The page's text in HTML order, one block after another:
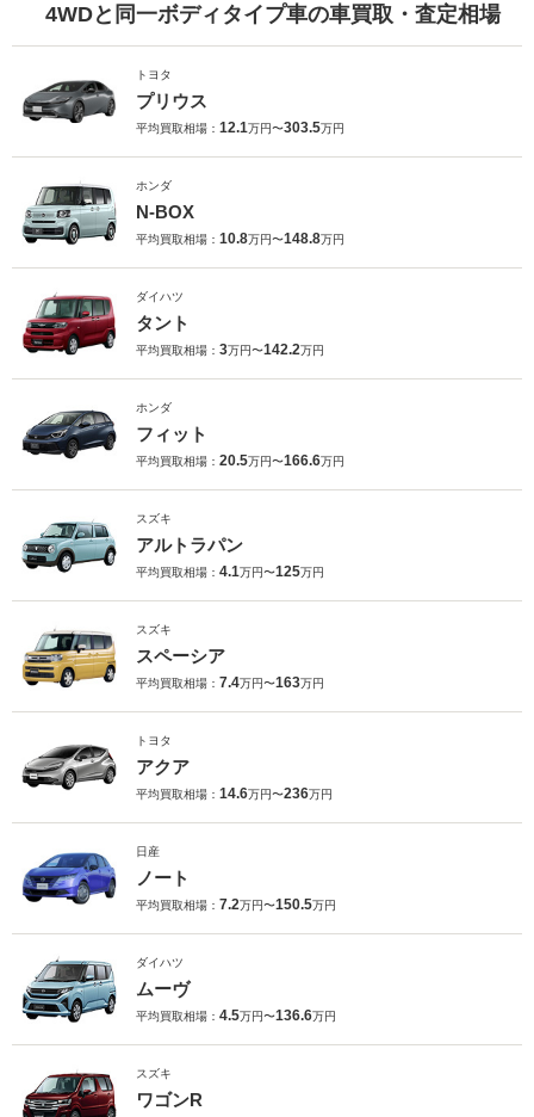
4WDと同一ボディタイプ車の車買取・査定相場
トヨタ
プリウス
平均買取相場： 12.1万円〜303.5万円
ホンダ
N-BOX
平均買取相場： 10.8万円〜148.8万円
ダイハツ
タント
平均買取相場： 3万円〜142.2万円
ホンダ
フィット
平均買取相場： 20.5万円〜166.6万円
スズキ
アルトラパン
平均買取相場： 4.1万円〜125万円
スズキ
スペーシア
平均買取相場： 7.4万円〜163万円
トヨタ
アクア
平均買取相場： 14.6万円〜236万円
日産
ノート
平均買取相場： 7.2万円〜150.5万円
ダイハツ
ムーヴ
平均買取相場： 4.5万円〜136.6万円
スズキ
ワゴンR